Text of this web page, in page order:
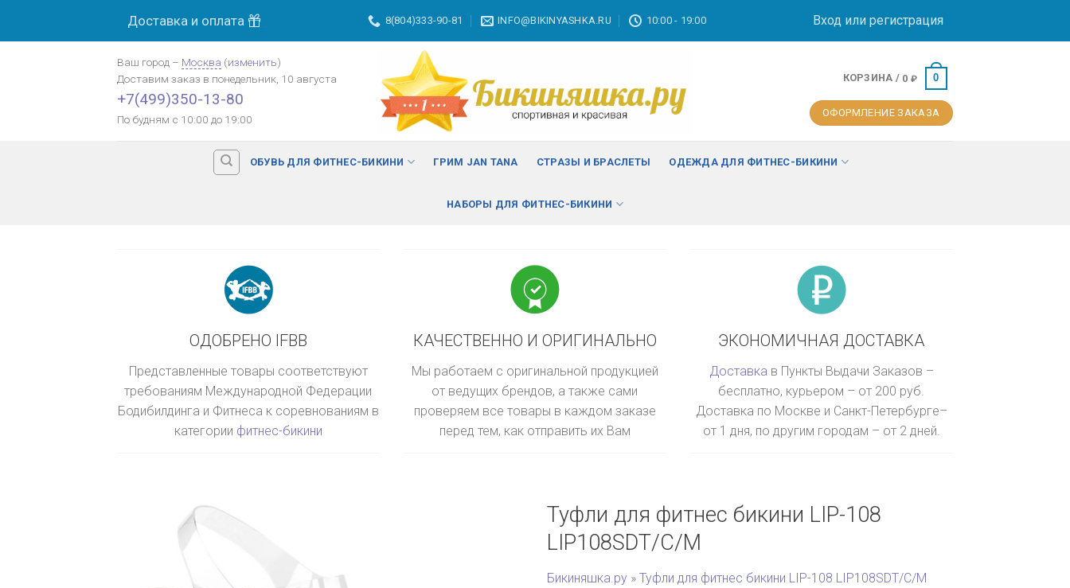
Доставка и оплата 8(804)333-90-81 INFO@BIKINYASHKA.RU 10:00 - 19:00 Вход или регистрация
Ваш город – Москва (изменить)
Доставим заказ в понедельник, 10 августа
+7(499)350-13-80
По будням с 10:00 до 19:00
КОРЗИНА / 0 ₽ 0
ОФОРМЛЕНИЕ ЗАКАЗА
ОБУВЬ ДЛЯ ФИТНЕС-БИКИНИ ГРИМ JAN TANA СТРАЗЫ И БРАСЛЕТЫ ОДЕЖДА ДЛЯ ФИТНЕС-БИКИНИ
НАБОРЫ ДЛЯ ФИТНЕС-БИКИНИ
ОДОБРЕНО IFBB
Представленные товары соответствуют
требованиям Международной Федерации
Бодибилдинга и Фитнеса к соревнованиям в
категории фитнес-бикини
КАЧЕСТВЕННО И ОРИГИНАЛЬНО
Мы работаем с оригинальной продукцией
от ведущих брендов, а также сами
проверяем все товары в каждом заказе
перед тем, как отправить их Вам
ЭКОНОМИЧНАЯ ДОСТАВКА
Доставка в Пункты Выдачи Заказов –
бесплатно, курьером – от 200 руб.
Доставка по Москве и Санкт-Петербурге–
от 1 дня, по другим городам – от 2 дней.
Туфли для фитнес бикини LIP-108
LIP108SDT/C/M
Бикиняшка.ру » Туфли для фитнес бикини LIP-108 LIP108SDT/C/M
МОСКВА изменить
Оплата картой банка